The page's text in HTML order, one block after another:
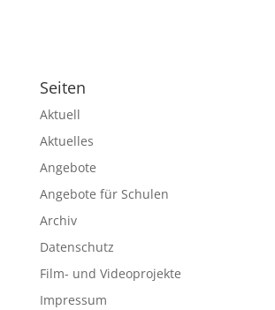
Seiten
Aktuell
Aktuelles
Angebote
Angebote für Schulen
Archiv
Datenschutz
Film- und Videoprojekte
Impressum